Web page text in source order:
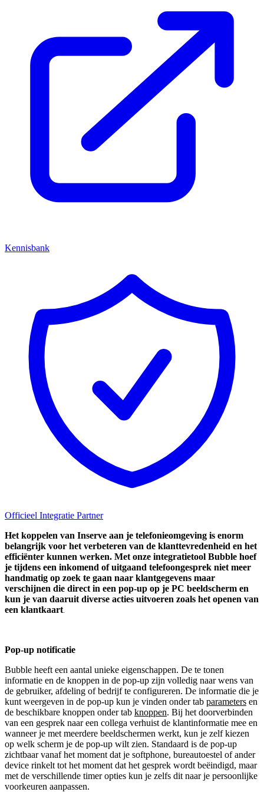
Kennisbank
Officieel Integratie Partner
Het koppelen van Inserve aan je telefonieomgeving is enorm
belangrijk voor het verbeteren van de klanttevredenheid en het
efficiënter kunnen werken. Met onze integratietool Bubble hoef
je tijdens een inkomend of uitgaand telefoongesprek niet meer
handmatig op zoek te gaan naar klantgegevens maar
verschijnen die direct in een pop-up op je PC beeldscherm en
kun je van daaruit diverse acties uitvoeren zoals het openen van
een klantkaart
Pop-up notificatie
Bubble heeft een aantal unieke eigenschappen. De te tonen
informatie en de knoppen in de pop-up zijn volledig naar wens van
de gebruiker, afdeling of bedrijf te configureren. De informatie die je
kunt weergeven in de pop-up kun je vinden onder tab parameters en
de beschikbare knoppen onder tab knoppen. Bij het doorverbinden
van een gesprek naar een collega verhuist de klantinformatie mee en
wanneer je met meerdere beeldschermen werkt, kun je zelf kiezen
op welk scherm je de pop-up wilt zien. Standaard is de pop-up
zichtbaar vanaf het moment dat je softphone, bureautoestel of ander
device rinkelt tot het moment dat het gesprek wordt beëindigd, maar
met de verschillende timer opties kun je zelfs dit naar je persoonlijke
voorkeuren aanpassen.